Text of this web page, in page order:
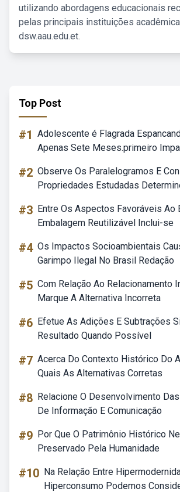
utilizando abordagens educacionais
pelas principais instituições
dsw.aau.edu.et.
Top Post
#1 Adolescente é Flagrada
Apenas Sete Meses.primeiro
#2 Observe Os Paralelogramos E
Propriedades Estudadas
#3 Entre Os Aspectos Favoráveis Ao
Embalagem Reutilizável Inclui-se
#4 Os Impactos Socioambientais
Garimpo Ilegal No Brasil Redação
#5 Com Relação Ao Relacionamento
Marque A Alternativa Incorreta
#6 Efetue As Adições E Subtrações
Resultado Quando Possível
#7 Acerca Do Contexto Histórico Do
Quais As Alternativas Corretas
#8 Relacione O Desenvolvimento
De Informação E Comunicação
#9 Por Que O Patrimônio Histórico
Preservado Pela Humanidade
#10 Na Relação Entre
Hiperconsumo Podemos